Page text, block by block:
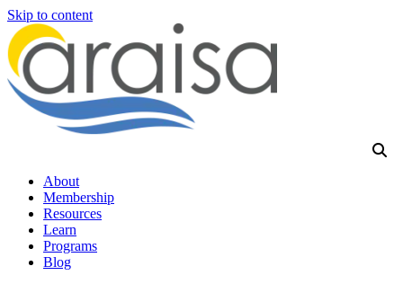
Skip to content
About
Membership
Resources
Learn
Programs
Blog